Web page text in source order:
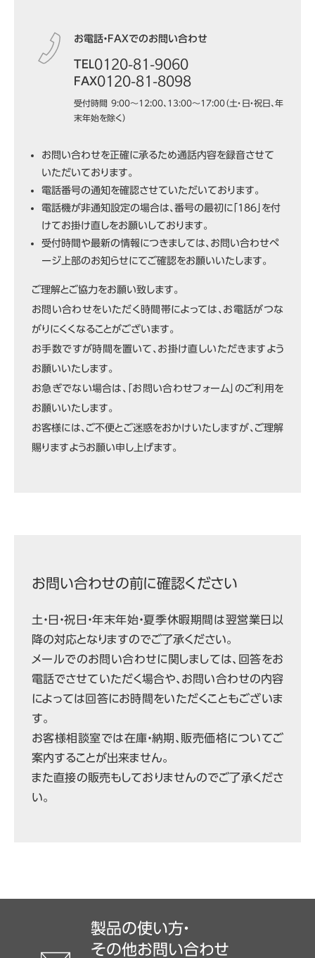
お電話・FAXでのお問い合わせ
TEL 0120-81-9060
FAX0120-81-8098
受付時間 9:00～12:00、13:00～17:00（土・日・祝日、年
末年始を除く）
お問い合わせを正確に承るため通話内容を録音させて
いただいております。
電話番号の通知を確認させていただいております。
電話機が非通知設定の場合は、番号の最初に「186」を付
けてお掛け直しをお願いしております。
受付時間や最新の情報につきましては、お問い合わせペ
ージ上部のお知らせにてご確認をお願いいたします。
ご理解とご協力をお願い致します。
お問い合わせをいただく時間帯によっては、お電話がつな
がりにくくなることがございます。
お手数ですが時間を置いて、お掛け直しいただきますよう
お願いいたします。
お急ぎでない場合は、「お問い合わせフォーム」のご利用を
お願いいたします。
お客様には、ご不便とご迷惑をおかけいたしますが、ご理解
賜りますようお願い申し上げます。
お問い合わせの前に確認ください
土・日・祝日・年末年始・夏季休暇期間は翌営業日以
降の対応となりますのでご了承ください。
メールでのお問い合わせに関しましては、回答をお
電話でさせていただく場合や、お問い合わせの内容
によっては回答にお時間をいただくこともございま
す。
お客様相談室では在庫・納期、販売価格についてご
案内することが出来ません。
また直接の販売もしておりませんのでご了承くださ
い。
製品の使い方・
その他お問い合わせ